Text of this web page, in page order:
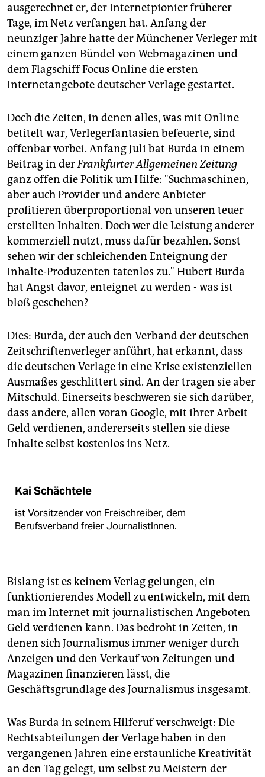
genossenschaft
epaper login
ausgerechnet er, der Internetpionier früherer
Tage, im Netz verfangen hat. Anfang der
neunziger Jahre hatte der Münchener Verleger mit
einem ganzen Bündel von Webmagazinen und
dem Flagschiff Focus Online die ersten
Internetangebote deutscher Verlage gestartet.
Doch die Zeiten, in denen alles, was mit Online
betitelt war, Verlegerfantasien befeuerte, sind
offenbar vorbei. Anfang Juli bat Burda in einem
Beitrag in derFrankfurter Allgemeinen Zeitung
ganz offen die Politik um Hilfe: "Suchmaschinen,
aber auch Provider und andere Anbieter
profitieren überproportional von unseren teuer
erstellten Inhalten. Doch wer die Leistung anderer
kommerziell nutzt, muss dafür bezahlen. Sonst
sehen wir der schleichenden Enteignung der
Inhalte-Produzenten tatenlos zu." Hubert Burda
hat Angst davor, enteignet zu werden - was ist
bloß geschehen?
Dies: Burda, der auch den Verband der deutschen
Zeitschriftenverleger anführt, hat erkannt, dass
die deutschen Verlage in eine Krise existenziellen
Ausmaßes geschlittert sind. An der tragen sie aber
Mitschuld. Einerseits beschweren sie sich darüber,
dass andere, allen voran Google, mit ihrer Arbeit
Geld verdienen, andererseits stellen sie diese
Inhalte selbst kostenlos ins Netz.
Kai Schächtele
ist Vorsitzender von Freischreiber, dem
Berufsverband freier JournalistInnen.
Bislang ist es keinem Verlag gelungen, ein
funktionierendes Modell zu entwickeln, mit dem
man im Internet mit journalistischen Angeboten
Geld verdienen kann. Das bedroht in Zeiten, in
denen sich Journalismus immer weniger durch
Anzeigen und den Verkauf von Zeitungen und
Magazinen finanzieren lässt, die
Geschäftsgrundlage des Journalismus insgesamt.
Was Burda in seinem Hilferuf verschweigt: Die
Rechtsabteilungen der Verlage haben in den
vergangenen Jahren eine erstaunliche Kreativität
an den Tag gelegt, um selbst zu Meistern der